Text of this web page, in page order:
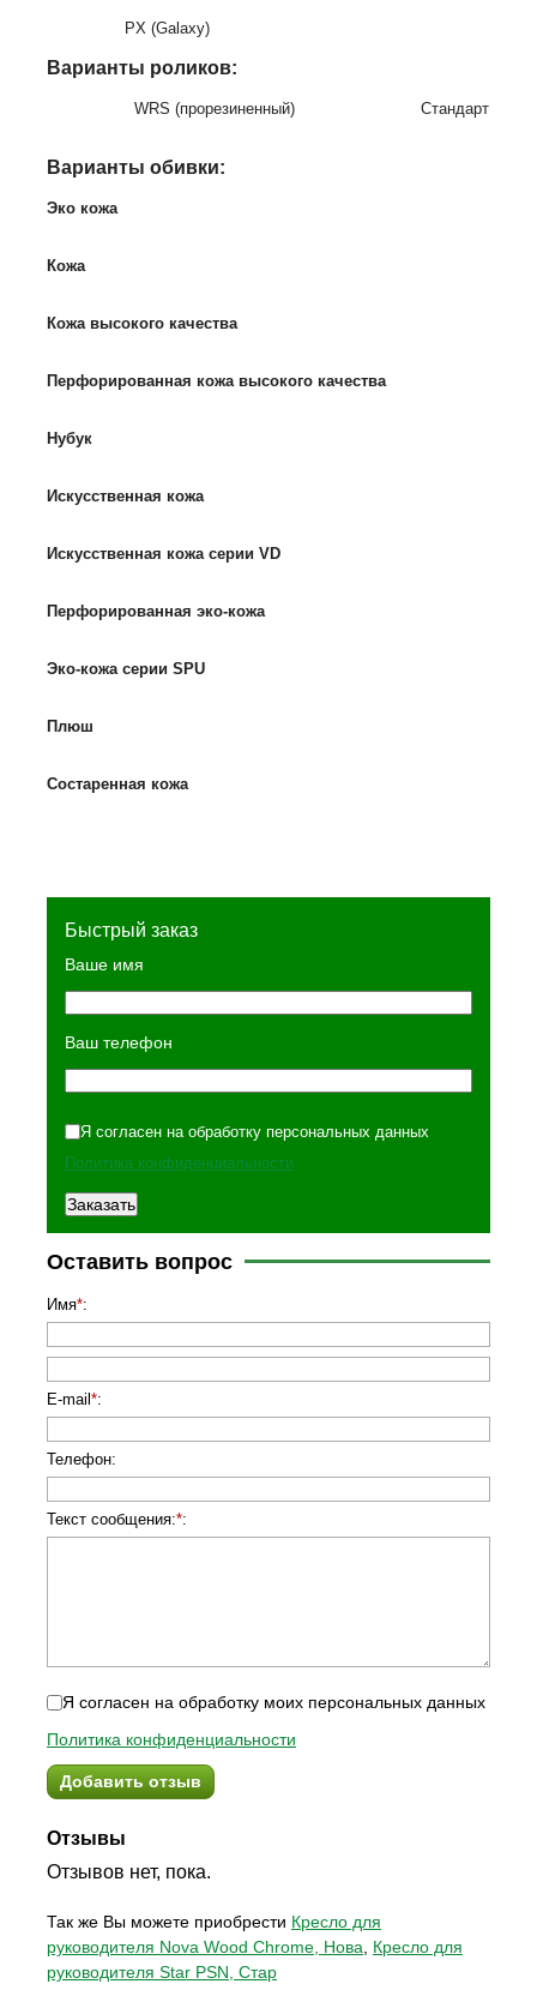
PX (Galaxy)
Варианты роликов:
WRS (прорезиненный) Стандарт
Варианты обивки:
Эко кожа
Кожа
Кожа высокого качества
Перфорированная кожа высокого качества
Нубук
Искусственная кожа
Искусственная кожа серии VD
Перфорированная эко-кожа
Эко-кожа серии SPU
Плюш
Состаренная кожа
Быстрый заказ
Ваше имя
Ваш телефон
Я согласен на обработку персональных данных
Политика конфиденциальности
Оставить вопрос
Имя*:
E-mail*:
Телефон:
Текст сообщения:*:
Я согласен на обработку моих персональных данных
Политика конфиденциальности
Добавить отзыв
Отзывы
Отзывов нет, пока.
Так же Вы можете приобрести Кресло для
руководителя Nova Wood Chrome, Нова
Кресло для
руководителя Star PSN, Стар